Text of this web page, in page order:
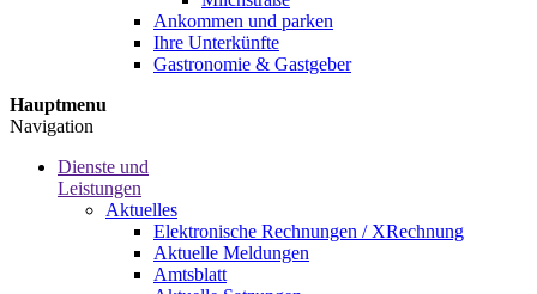
Ankommen und parken
Ihre Unterkünfte
Gastronomie & Gastgeber
Hauptmenu
Navigation
Dienste und
Leistungen
Aktuelles
Elektronische Rechnungen / XRechnung
Aktuelle Meldungen
Amtsblatt